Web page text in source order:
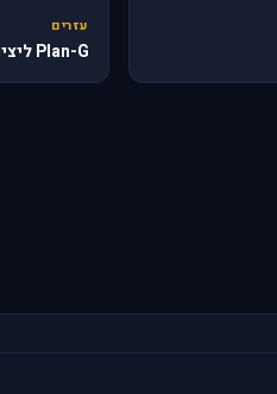
עזרים
Plan-G ליצירת תוכניות טיסה